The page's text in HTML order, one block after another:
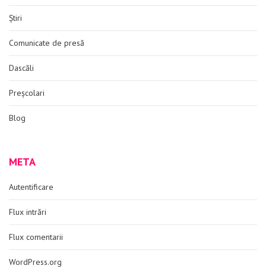
Știri
Comunicate de presă
Dascăli
Preșcolari
Blog
META
Autentificare
Flux intrări
Flux comentarii
WordPress.org